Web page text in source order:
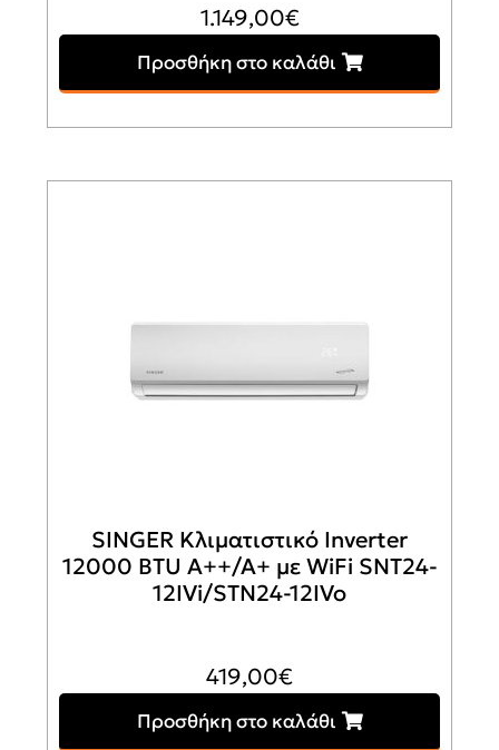
1.149,00€
Προσθήκη στο καλάθι
SINGER Κλιματιστικό Inverter
12000 BTU A++/A+ με WiFi SNT24-
12IVi/STN24-12IVo
419,00€
Προσθήκη στο καλάθι